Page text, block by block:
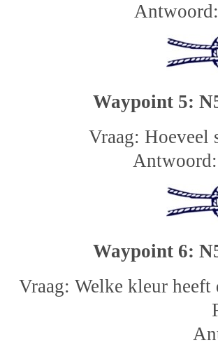
Waypoint 5:
Vraag: Hoeveel
Waypoint 6:
Vraag: Welke kleur